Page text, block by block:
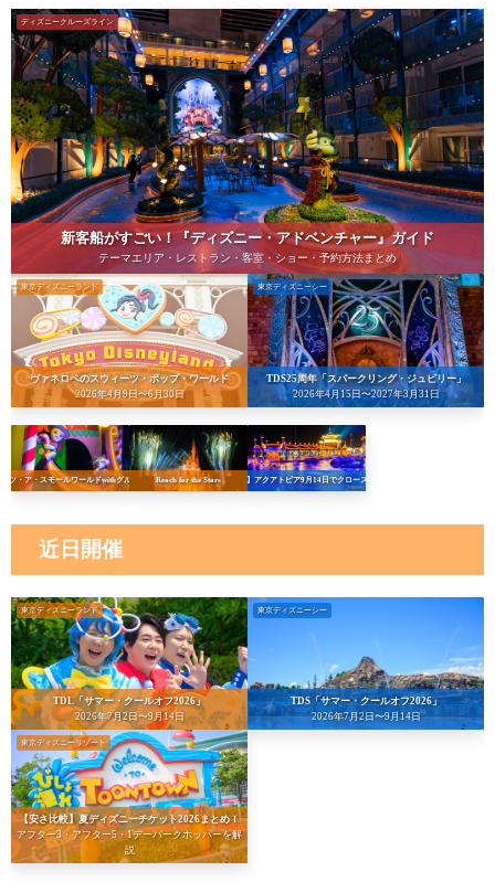
ディズニークルーズライン
新客船がすごい！『ディズニー・アドベンチャー』ガイド
テーマエリア・レストラン・客室・ショー・予約方法まとめ
東京ディズニーランド
ヴァネロペのスウィーツ・ポップ・ワールド
2026年4月9日〜6月30日
東京ディズニーシー
TDS25周年「スパークリング・ジュビリー」
2026年4月15日〜2027年3月31日
ッツ・ア・スモールワールドwithグルート Reach for the Stars 【悲報】アクアトピア9月14日でクローズへ…！
近日開催
東京ディズニーランド
TDL「サマー・クールオフ2026」
2026年7月2日〜9月14日
東京ディズニーシー
TDS「サマー・クールオフ2026」
2026年7月2日〜9月14日
東京ディズニーリゾート
【安さ比較】夏ディズニーチケット2026まとめ！
アフター3・アフター5・1デーパークホッパーを解
説